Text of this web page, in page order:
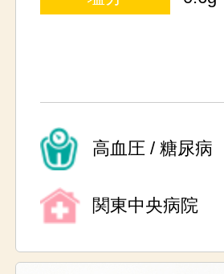
高血圧 / 糖尿病
関東中央病院